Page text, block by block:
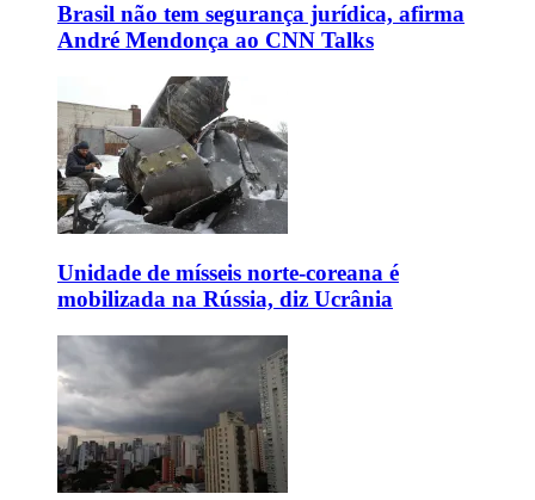
Brasil não tem segurança jurídica, afirma
André Mendonça ao CNN Talks
Unidade de mísseis norte-coreana é
mobilizada na Rússia, diz Ucrânia